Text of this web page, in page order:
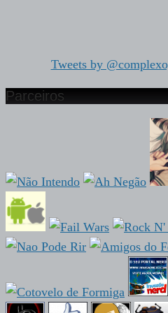
Tweets by
Parceiros